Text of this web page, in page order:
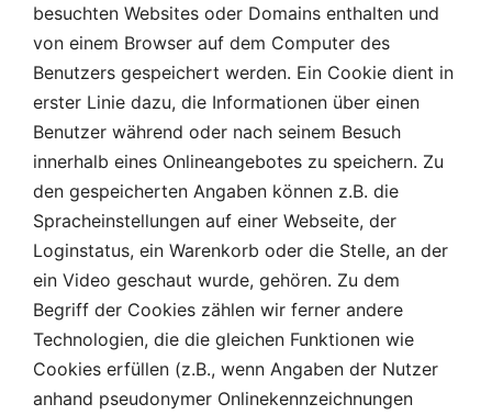
besuchten Websites oder Domains enthalten und
von einem Browser auf dem Computer des
Benutzers gespeichert werden. Ein Cookie dient in
erster Linie dazu, die Informationen über einen
Benutzer während oder nach seinem Besuch
innerhalb eines Onlineangebotes zu speichern. Zu
den gespeicherten Angaben können z.B. die
Spracheinstellungen auf einer Webseite, der
Loginstatus, ein Warenkorb oder die Stelle, an der
ein Video geschaut wurde, gehören. Zu dem
Begriff der Cookies zählen wir ferner andere
Technologien, die die gleichen Funktionen wie
Cookies erfüllen (z.B., wenn Angaben der Nutzer
anhand pseudonymer Onlinekennzeichnungen